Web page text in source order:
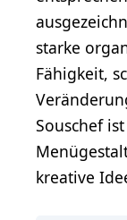
starke
Fähigkeit,
Souschef
kreative